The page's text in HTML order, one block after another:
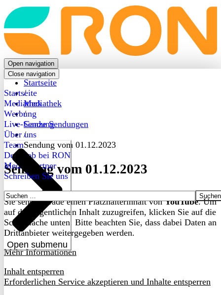
Back
to
frontpage
Open navigation
Close navigation
Startseite
Mediathek
Werbung
Live-Sendung
Über uns
Open submenu
Team
Dein Job bei RON
Medienpartner
Schreiben Sie uns
Suchen
nach:
Startseite
/
Mediathek
/
Ganze Sendungen
/
Sendung vom 01.12.2023
Sendung vom 01.12.2023
Sie sehen gerade einen Platzhalterinhalt vonYouTube. Um
auf den eigentlichen Inhalt zuzugreifen, klicken Sie auf die
Schaltfläche unten. Bitte beachten Sie, dass dabei Daten an
Drittanbieter weitergegeben werden.
Mehr Informationen
Inhalt entsperren
Erforderlichen Service akzeptieren und Inhalte entsperren